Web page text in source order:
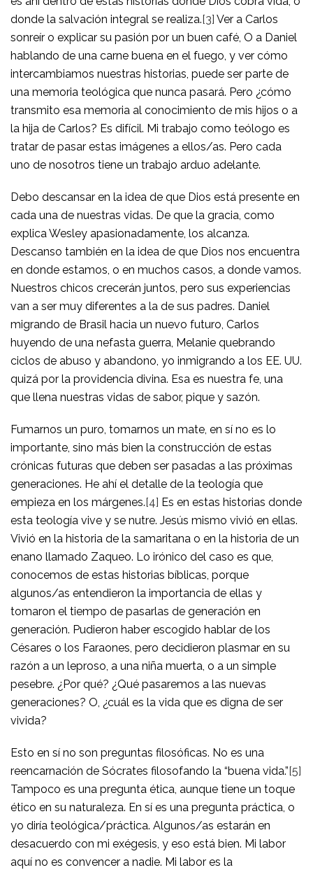
donde la salvación integral se realiza. [3] Ver a Carlos
sonreír o explicar su pasión por un buen café, O a Daniel
hablando de una carne buena en el fuego, y ver cómo
intercambiamos nuestras historias, puede ser parte de
una memoria teológica que nunca pasará. Pero ¿cómo
transmito esa memoria al conocimiento de mis hijos o a
la hija de Carlos? Es difícil. Mi trabajo como teólogo es
tratar de pasar estas imágenes a ellos/as. Pero cada
uno de nosotros tiene un trabajo arduo adelante.
Debo descansar en la idea de que Dios está presente en
cada una de nuestras vidas. De que la gracia, como
explica Wesley apasionadamente, los alcanza.
Descanso también en la idea de que Dios nos encuentra
en donde estamos, o en muchos casos, a donde vamos.
Nuestros chicos crecerán juntos, pero sus experiencias
van a ser muy diferentes a la de sus padres. Daniel
migrando de Brasil hacia un nuevo futuro, Carlos
huyendo de una nefasta guerra, Melanie quebrando
ciclos de abuso y abandono, yo inmigrando a los EE. UU.
quizá por la providencia divina. Esa es nuestra fe, una
que llena nuestras vidas de sabor, pique y sazón.
Fumarnos un puro, tomarnos un mate, en sí no es lo
importante, sino más bien la construcción de estas
crónicas futuras que deben ser pasadas a las próximas
generaciones. He ahí el detalle de la teología que
empieza en los márgenes. [4] Es en estas historias donde
esta teología vive y se nutre. Jesús mismo vivió en ellas.
Vivió en la historia de la samaritana o en la historia de un
enano llamado Zaqueo. Lo irónico del caso es que,
conocemos de estas historias bíblicas, porque
algunos/as entendieron la importancia de ellas y
tomaron el tiempo de pasarlas de generación en
generación. Pudieron haber escogido hablar de los
Césares o los Faraones, pero decidieron plasmar en su
razón a un leproso, a una niña muerta, o a un simple
pesebre. ¿Por qué? ¿Qué pasaremos a las nuevas
generaciones? O, ¿cuál es la vida que es digna de ser
vivida?
Esto en sí no son preguntas filosóficas. No es una
reencarnación de Sócrates filosofando la “buena vida.” [5]
Tampoco es una pregunta ética, aunque tiene un toque
ético en su naturaleza. En sí es una pregunta práctica, o
yo diría teológica/práctica. Algunos/as estarán en
desacuerdo con mi exégesis, y eso está bien. Mi labor
aquí no es convencer a nadie. Mi labor es la